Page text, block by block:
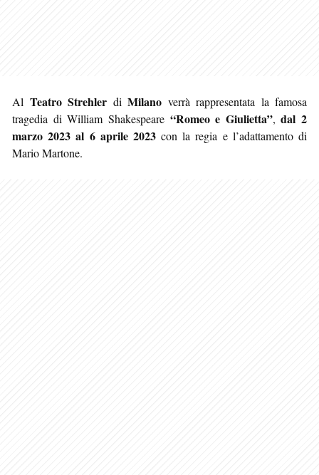
Al Teatro Strehler di Milano verrà rappresentata la famosa
tragedia di William Shakespeare “Romeo e Giulietta”,dal 2
marzo 2023 al 6 aprile 2023con la regia e l’adattamento di
Mario Martone.